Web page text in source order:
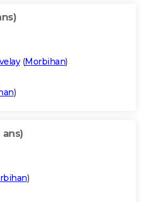
(Morbihan)
)
ans)
)